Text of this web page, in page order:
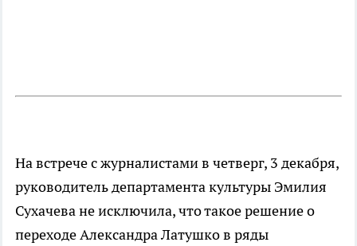
На встрече с журналистами в четверг, 3 декабря,
руководитель департамента культуры Эмилия
Сухачева не исключила, что такое решение о
переходе Александра Латушко в ряды